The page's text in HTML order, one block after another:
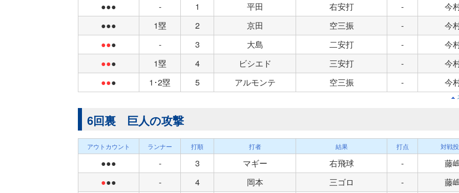
●●● - 1 平田 右安打 -
今
●●●
1塁 2 京田 空三振 -
今
●●● - 3 大島 二安打 -
今
●●● 1塁 4 ビシエド 三安打 -
今
●●● 1･2塁 5 アルモンテ 空三振 - 今
6回裏 巨人の攻撃
アウトカウント ランナー 打順 打者 結果 打点 対戦
●●● - 3 マギー 右飛球 -
藤
●●● - 4 岡本 三ゴロ -
藤